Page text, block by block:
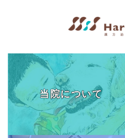
当院について
院長紹介
アクセス
当院について